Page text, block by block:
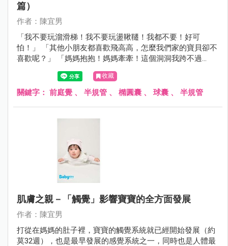
篇）
作者：陳宜男
「我不要玩溜滑梯！我不要玩盪鞦韆！我都不要！好可
怕！」 「其他小朋友都喜歡飛高高，怎麼我們家的寶貝卻不
喜歡呢？」 「媽媽抱抱！媽媽牽牽！這個洞洞我跨不過
去。」 這些都是寶寶常見卻令家長們百思不解的問題，究竟
是出生時沒有向天公借膽？還是家長過度保護導致寶寶過度
依賴？其實，我們也可以試著從感覺統合的角度切入，看看
收藏
關鍵字： 前庭覺 、 半規管 、 橢圓囊 、 球囊 、 半規管
肌膚之親－「觸覺」影響寶寶的全方面發展
作者：陳宜男
打從在媽媽的肚子裡，寶寶的觸覺系統就已經開始發展（約
莫32週），也是最早發展的感覺系統之一，同時也是人體最